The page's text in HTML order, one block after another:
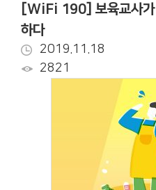
[WiFi 190] 보육교사가
하다
2019.11.18
2821